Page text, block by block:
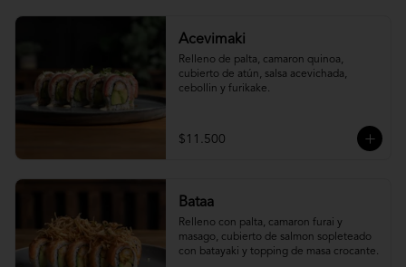
Acevimaki
Relleno de palta, camaron quinoa,
cubierto de atún, salsa acevichada,
cebollin y furikake.
$11.500
Bataa
Relleno con palta, camaron furai y
masago, cubierto de salmon sopleteado
con batayaki y topping de masa crocante.